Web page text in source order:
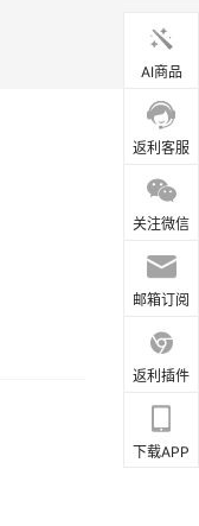
AI商品
返利客服
关注微信
邮箱订阅
返利插件
下载APP